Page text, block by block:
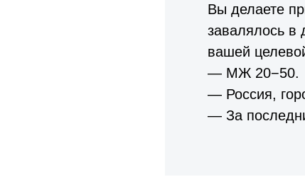
Вы делаете
завалялось
вашей
— МЖ 20−50.
— Россия,
— За